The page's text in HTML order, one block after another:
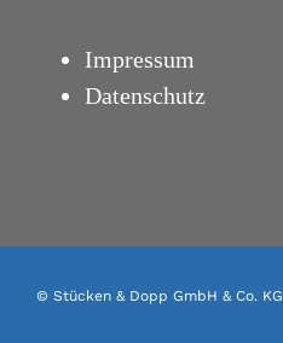
Impressum
Datenschutz
© Stücken & Dopp GmbH & Co. KG